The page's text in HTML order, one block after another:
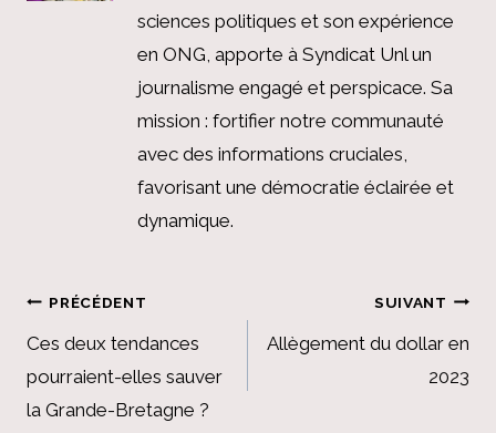
sciences politiques et son expérience
en ONG, apporte à Syndicat Unl un
journalisme engagé et perspicace. Sa
mission : fortifier notre communauté
avec des informations cruciales,
favorisant une démocratie éclairée et
dynamique.
Navigation
de
l’article
PRÉCÉDENT
Ces deux tendances
pourraient-elles sauver
la Grande-Bretagne ?
SUIVANT
Allègement du dollar en
2023